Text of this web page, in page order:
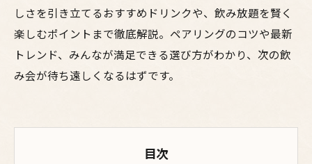
しさを引き立てるおすすめドリンクや、飲み放題を賢く
楽しむポイントまで徹底解説。ペアリングのコツや最新
トレンド、みんなが満足できる選び方がわかり、次の飲
み会が待ち遠しくなるはずです。
目次